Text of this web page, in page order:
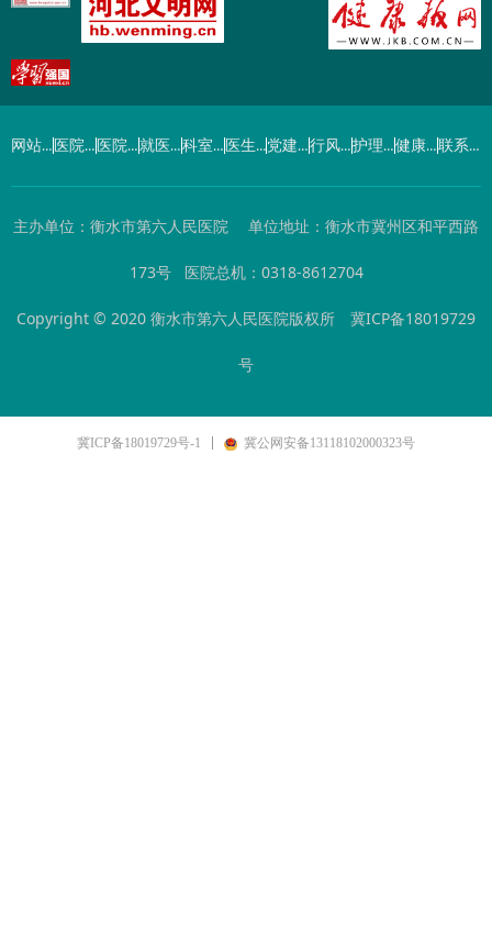
网站首页 医院概况 医院动态 就医指南 科室导航 医生介绍 党建工作 行风建设 护理园地 健康园地 联系我们
主办单位：衡水市第六人民医院 单位地址：衡水市冀州区和平西路
173号 医院总机：0318-8612704
Copyright © 2020 衡水市第六人民医院版权所 冀ICP备18019729
号
冀ICP备18019729号-1 冀公网安备13118102000323号